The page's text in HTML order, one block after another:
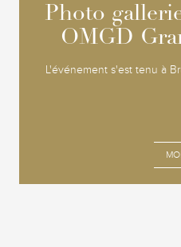
Photo
OMGD
L'événement s'est tenu à
Photo
OMGD